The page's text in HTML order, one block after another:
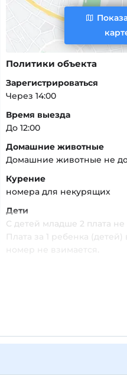
Политики объекта
Зарегистрироваться
Через 14:00
Время выезда
До 12:00
Домашние животные
Домашние животные не
Курение
номера для некурящих
Дети
С детей младше 2 плата не
Плата за 1 ребенка (детей)